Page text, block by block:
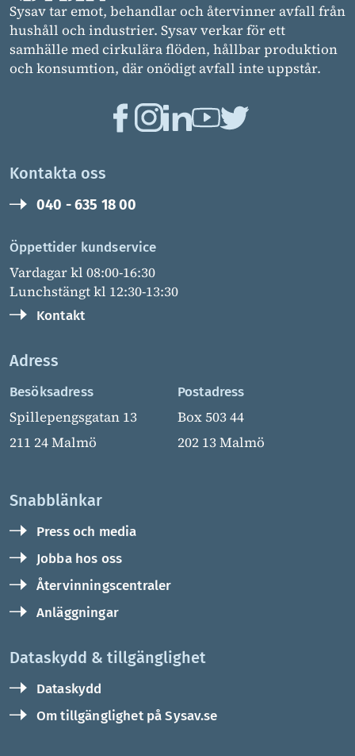
Sysav tar emot, behandlar och återvinner avfall från
hushåll och industrier. Sysav verkar för ett
samhälle med cirkulära flöden, hållbar produktion
och konsumtion, där onödigt avfall inte uppstår.
Kontakta oss
040 - 635 18 00
Öppettider kundservice
Vardagar kl 08:00-16:30
Lunchstängt kl 12:30-13:30
Kontakt
Adress
Besöksadress
Spillepengsgatan 13
211 24 Malmö
Postadress
Box 503 44
202 13 Malmö
Snabblänkar
Press och media
Jobba hos oss
Återvinningscentraler
Anläggningar
Dataskydd & tillgänglighet
Dataskydd
Om tillgänglighet på Sysav.se